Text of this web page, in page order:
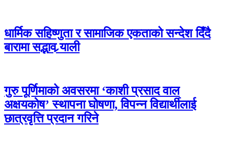
धार्मिक सहिष्णुता र सामाजिक एकताको सन्देश दिँदै
बारामा सद्भाव र्‍याली
गुरु पूर्णिमाको अवसरमा ‘काशी प्रसाद वाल
अक्षयकोष’ स्थापना घोषणा, विपन्न विद्यार्थीलाई
छात्रवृत्ति प्रदान गरिने